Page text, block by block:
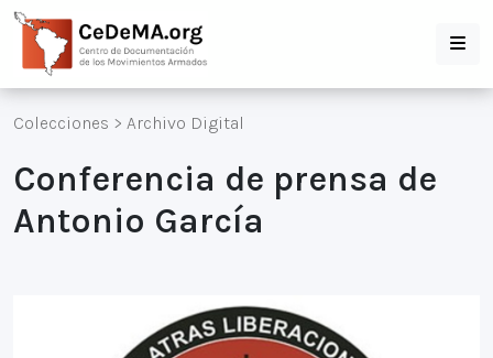
Colecciones > Archivo Digital
Conferencia de prensa de
Antonio García